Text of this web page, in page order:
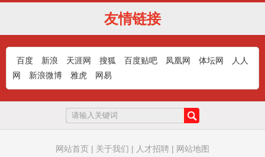
连续微波干燥设备
...
友情链接
百度 新浪 天涯网 搜狐 百度贴吧 凤凰网 体坛网
人人
网
新浪微博 雅虎 网易
网站首页 | 关于我们 | 人才招聘 | 网站地图